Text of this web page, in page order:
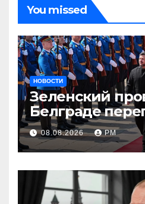
You missed
НОВОСТИ
Зеленский
Белграде
Вучичем
08.08.2026 РМ